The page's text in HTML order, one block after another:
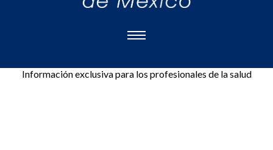
Información exclusiva para los profesionales de la salud